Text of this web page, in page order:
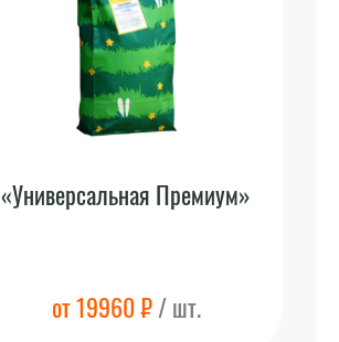
«Универсальная Премиум»
от 19960 ₽/ шт.